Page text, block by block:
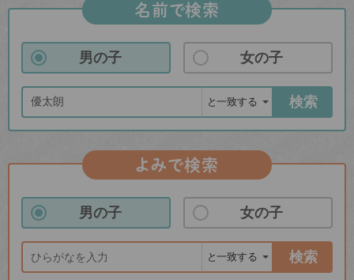
名前で検索
男の子 女の子
検索
よみで検索
男の子 女の子
検索